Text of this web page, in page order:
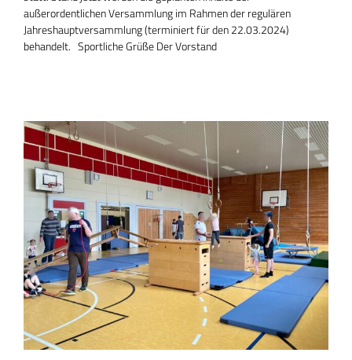
außerordentlichen Versammlung im Rahmen der regulären
Jahreshauptversammlung (terminiert für den 22.03.2024)
behandelt. Sportliche Grüße Der Vorstand